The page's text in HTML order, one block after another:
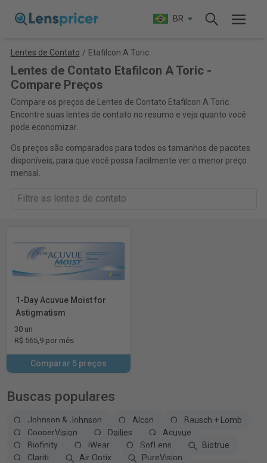
BR
Lentes de Contato / Etafilcon A Toric
Lentes de Contato Etafilcon A Toric -
Compare Preços
Compare os preços de Lentes de Contato Etafilcon A Toric.
Encontre suas lentes de contato no resumo e veja quanto você
pode economizar.
Os preços são comparados para todos os tamanhos de pacotes
disponíveis, para que você possa facilmente ver o menor preço
mensal.
1-Day Acuvue Moist for
Astigmatism
30 un
R$ 565,9 por mês
Comparar 5 preços
Buscas populares
Johnson & Johnson Alcon
Bausch + Lomb
CooperVision
Dailies
Acuvue
Biofinity
iWear SofLens
Biotrue
Clariti
Air Optix
PureVision